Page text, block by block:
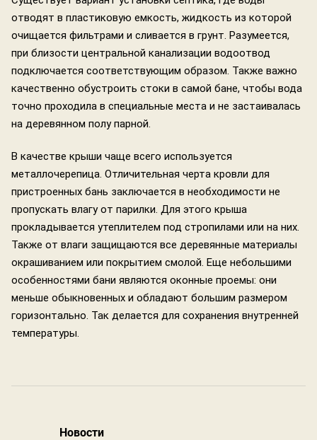
отводят в пластиковую емкость, жидкость из которой
очищается фильтрами и сливается в грунт. Разумеется,
при близости центральной канализации водоотвод
подключается соответствующим образом. Также важно
качественно обустроить стоки в самой бане, чтобы вода
точно проходила в специальные места и не застаивалась
на деревянном полу парной.
В качестве крыши чаще всего используется
металлочерепица. Отличительная черта кровли для
пристроенных бань заключается в необходимости не
пропускать влагу от парилки. Для этого крыша
прокладывается утеплителем под стропилами или на них.
Также от влаги защищаются все деревянные материалы
окрашиванием или покрытием смолой. Еще небольшими
особенностями бани являются оконные проемы: они
меньше обыкновенных и обладают большим размером
горизонтально. Так делается для сохранения внутренней
температуры.
Новости